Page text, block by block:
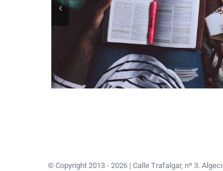
© Copyright 2013 -2026 | Calle Trafalgar, nº 3.